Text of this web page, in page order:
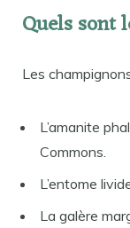
Quels sont
Les
L’amanite
Commons.
L’entome
La galère